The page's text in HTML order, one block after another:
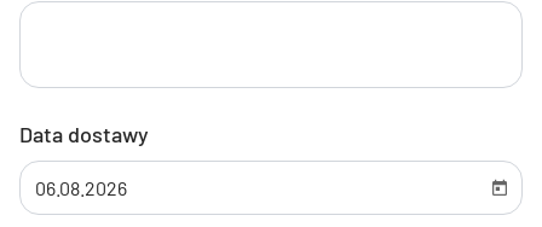
Data dostawy